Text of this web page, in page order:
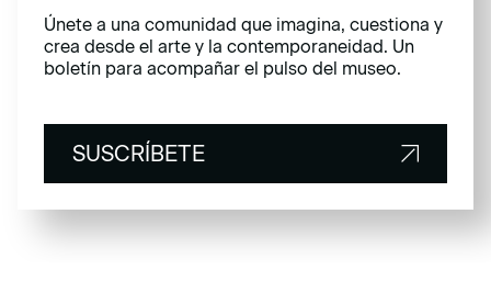
Únete a una comunidad que imagina, cuestiona y
crea desde el arte y la contemporaneidad. Un
boletín para acompañar el pulso del museo.
SUSCRÍBETE
SUSCRÍBETE